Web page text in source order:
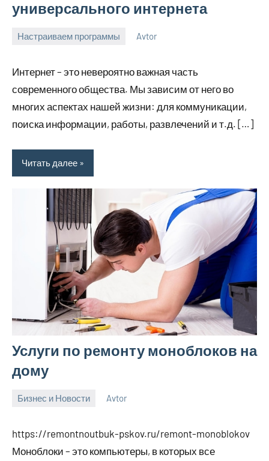
универсального интернета
Настраиваем программы
2023
Avtor
Интернет – это невероятно важная часть
современного общества. Мы зависим от него во
многих аспектах нашей жизни: для коммуникации,
поиска информации, работы, развлечений и т.д. […]
Читать далее
Услуги по ремонту моноблоков на
дому
Бизнес и Новости
2023
Avtor
https://remontnoutbuk-pskov.ru/remont-monoblokov
Моноблоки – это компьютеры, в которых все